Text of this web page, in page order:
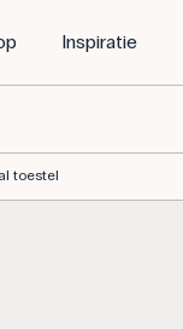
Inspiratie
toestel